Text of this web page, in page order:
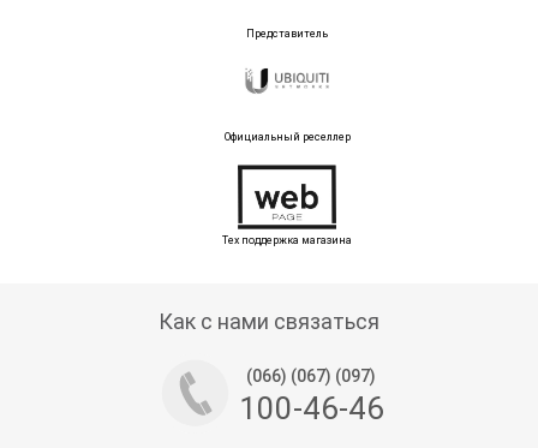
Представитель
Официальный реселлер
Тех поддержка магазина
Как с нами связаться
(066) (067) (097)
100-46-46